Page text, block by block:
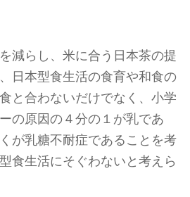
減らし、米に合う日本茶の提
日本型食生活の食育や和食の
と合わないだけでなく、小学
の原因の４分の１が乳であ
が乳糖不耐症であることを考
食生活にそぐわないと考えら